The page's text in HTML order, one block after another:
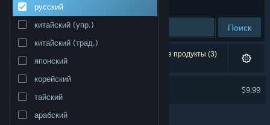
Поддержка
Изменить язык
Полная версия
русский
китайский (упр.)
китайский (трад.)
японский
корейский
тайский
арабский
Сортировать по
Поиск
Результатов по вашему запросу: 1. Некоторые продукты (3)
скрыты согласно вашим настройкам.
$9.99